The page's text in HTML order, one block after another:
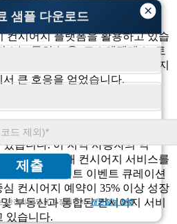
×
샘플 다운로드
제출
완전히 비밀로 보장됩니다.개인정보 보호
. 이 지역은 높은 디지털 채택과
요 증가로 인해 혜택을 누리고
컨시어지 플랫폼을 활용하고 있습
스는 특히 뉴욕, 로스앤젤레스, 토
이상이 라이프스타일 컨시어지 지
큰 호응을 얻었습니다.
차지하며 영국, 프랑스, ​​독일, 이
습니다. 이 지역 사용자의 약
액세스를 위해 컨시어지 서비스를
화 체험, 엘리트 이벤트 큐레이션
컨시어지 예약이 35% 이상 성장
부동산과 통합된 컨시어지 서비
있습니다.